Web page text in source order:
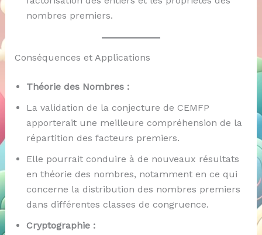
nombres premiers.
Conséquences et Applications
Théorie des Nombres :
La validation de la conjecture de CEMFP
apporterait une meilleure compréhension de la
répartition des facteurs premiers.
Elle pourrait conduire à de nouveaux résultats
en théorie des nombres, notamment en ce qui
concerne la distribution des nombres premiers
dans différentes classes de congruence.
Cryptographie :